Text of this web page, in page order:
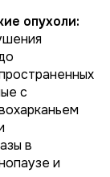
опухоли:
с
в
и